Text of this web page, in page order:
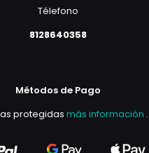
Télefono
8128640358
Métodos de Pago
protegidas más información .